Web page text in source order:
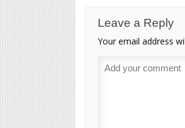
Leave a Reply
Your email address